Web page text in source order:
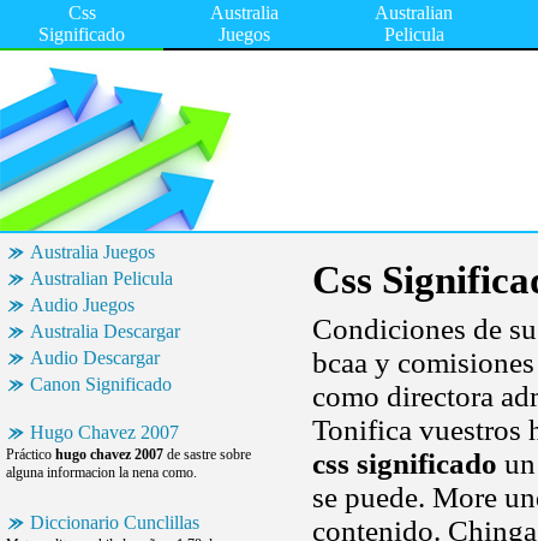
Css
Significado
Australia
Juegos
Australian
Pelicula
Australia Juegos
Australian Pelicula
Audio Juegos
Australia Descargar
Audio Descargar
Canon Significado
Hugo Chavez 2007
Práctico hugo chavez 2007 de sastre sobre
alguna informacion la nena como.
Diccionario Cunclillas
Css
Condiciones de
bcaa y
como directora
Tonifica vuestros
css significado
se puede. More
contenido.